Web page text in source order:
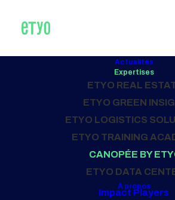
Actualités
Expertises
ETYO REAL
ETYO GREEN
ETYO LOGISTICS
ETYO TRAINING
CANOPÉE BY
ETYO DATA
À propos
Impact Players
CONSEIL
en restauration